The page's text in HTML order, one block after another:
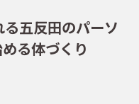
五反田のパーソ
る体づくり